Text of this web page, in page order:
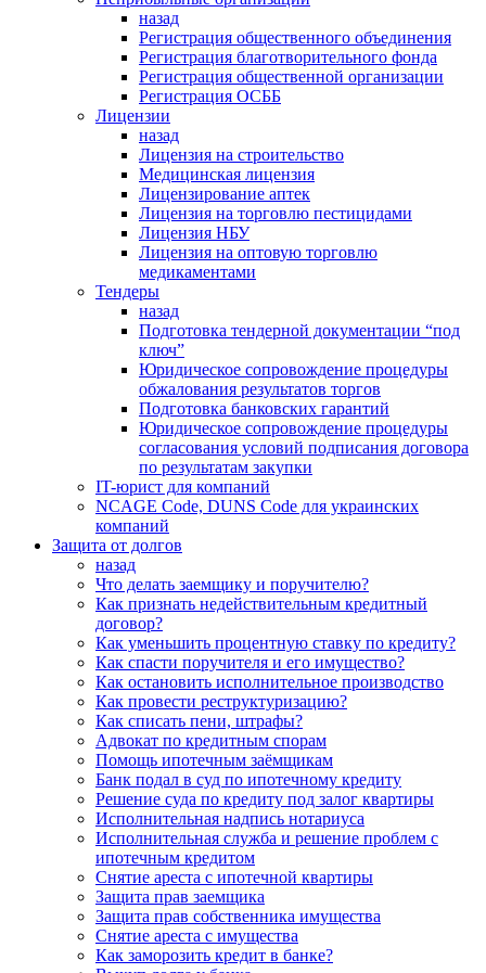
назад
Регистрация общественного объединения
Регистрация благотворительного фонда
Регистрация общественной организации
Регистрация ОСББ
Лицензии
назад
Лицензия на строительство
Медицинская лицензия
Лицензирование аптек
Лицензия на торговлю пестицидами
Лицензия НБУ
Лицензия на оптовую торговлю
медикаментами
Тендеры
назад
Подготовка тендерной документации “под
ключ”
Юридическое сопровождение процедуры
обжалования результатов торгов
Подготовка банковских гарантий
Юридическое сопровождение процедуры
согласования условий подписания договора
по результатам закупки
IT-юрист для компаний
NCAGE Code, DUNS Code для украинских
компаний
Защита от долгов
назад
Что делать заемщику и поручителю?
Как признать недействительным кредитный
договор?
Как уменьшить процентную ставку по кредиту?
Как спасти поручителя и его имущество?
Как остановить исполнительное производство
Как провести реструктуризацию?
Как списать пени, штрафы?
Адвокат по кредитным спорам
Помощь ипотечным заёмщикам
Банк подал в суд по ипотечному кредиту
Решение суда по кредиту под залог квартиры
Исполнительная надпись нотариуса
Исполнительная служба и решение проблем с
ипотечным кредитом
Снятие ареста с ипотечной квартиры
Защита прав заемщика
Защита прав собственника имущества
Снятие ареста с имущества
Как заморозить кредит в банке?